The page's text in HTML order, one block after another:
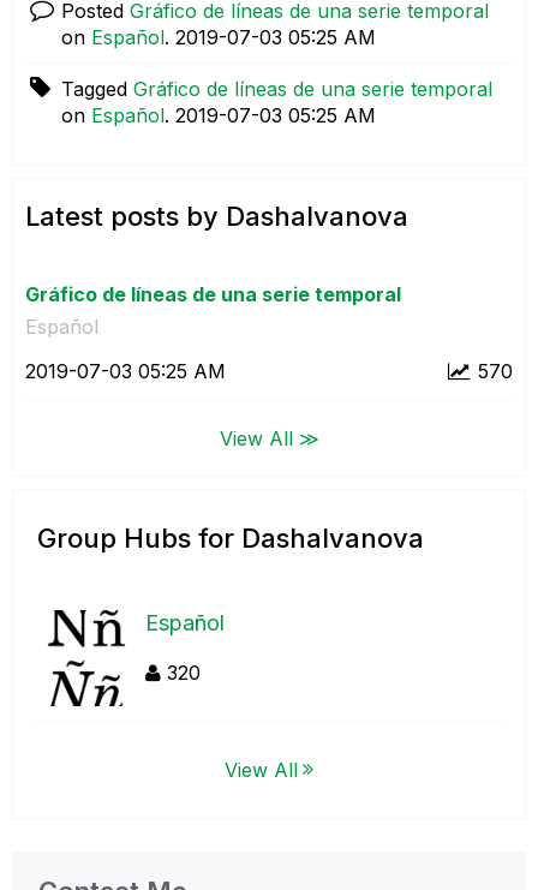
Posted Gráfico de líneas de una serie temporal
on Español. ‎2019-07-03 05:25 AM
Tagged Gráfico de líneas de una serie temporal
on Español. ‎2019-07-03 05:25 AM
Latest posts by DashaIvanova
Gráfico de líneas de una serie temporal
Español
570
‎2019-07-03 05:25 AM
View All ≫
Group Hubs for DashaIvanova
Español
320
View All